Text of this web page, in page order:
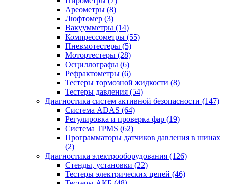
Ареометры (8)
Люфтомер (3)
Вакуумметры (14)
Компрессометры (55)
Пневмотестеры (5)
Мотортестеры (28)
Осциллографы (6)
Рефрактометры (6)
Тестеры тормозной жидкости (8)
Тестеры давления (54)
Диагностика систем активной безопасности (147)
Система ADAS (64)
Регулировка и проверка фар (19)
Система TPMS (62)
Программаторы датчиков давления в шинах
(2)
Диагностика электрооборудования (126)
Стенды, установки (22)
Тестеры электрических цепей (46)